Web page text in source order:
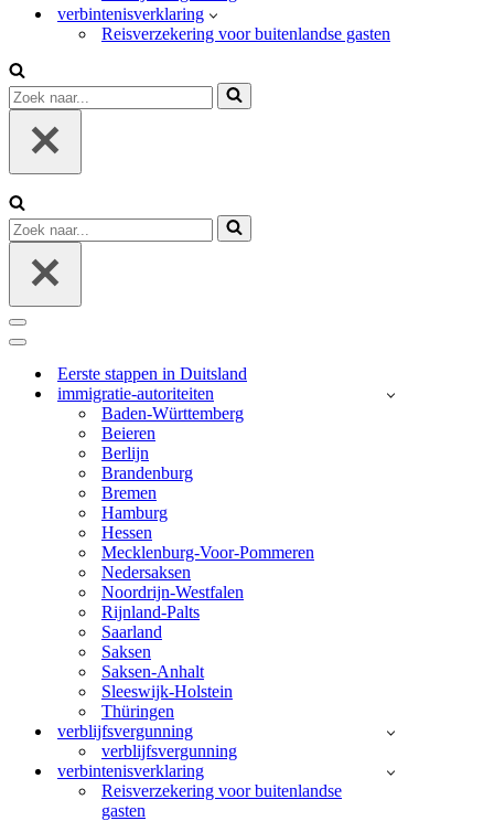
verbintenisverklaring
Reisverzekering voor buitenlandse gasten
Zoek
naar...
Zoek
naar...
Navigatie
Menu
Navigatie
Eerste stappen in Duitsland
immigratie-autoriteiten
Baden-Württemberg
Beieren
Berlijn
Brandenburg
Bremen
Hamburg
Hessen
Mecklenburg-Voor-Pommeren
Nedersaksen
Noordrijn-Westfalen
Rijnland-Palts
Saarland
Saksen
Saksen-Anhalt
Sleeswijk-Holstein
Thüringen
verblijfsvergunning
verblijfsvergunning
verbintenisverklaring
Reisverzekering voor buitenlandse
gasten